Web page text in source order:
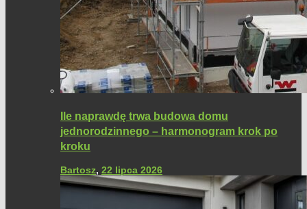
Ile naprawdę trwa budowa domu
jednorodzinnego – harmonogram krok po
kroku
Bartosz, 22 lipca 2026